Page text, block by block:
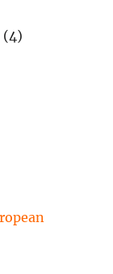
(4)